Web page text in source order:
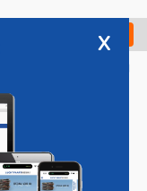
Check in
x